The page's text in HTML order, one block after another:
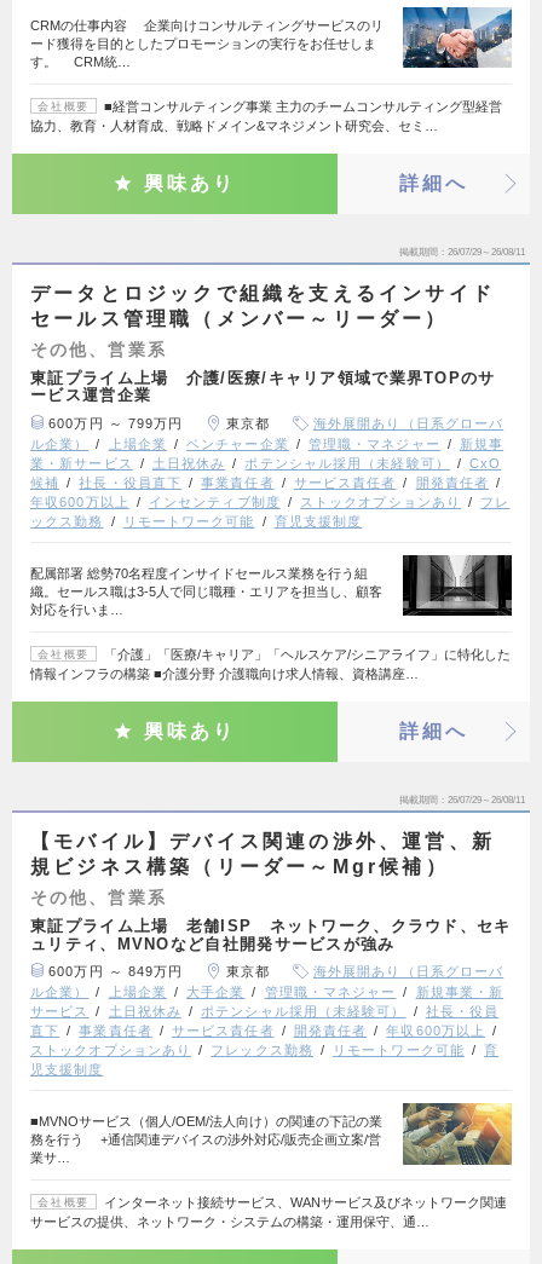
CRMの仕事内容 企業向けコンサルティングサービスのリ
ード獲得を目的としたプロモーションの実行をお任せしま
す。 CRM統…
会社概要
■経営コンサルティング事業 主力のチームコンサルティング型経営
協力、教育・人材育成、戦略ドメイン&マネジメント研究会、セミ…
興味あり 詳細へ
掲載期間 26/07/29～26/08/11
データとロジックで組織を支えるインサイド
セールス管理職（メンバー～リーダー）
その他、営業系
東証プライム上場 介護/医療/キャリア領域で業界TOPのサ
ービス運営企業
600万円 ～ 799万円 東京都
海外展開あり（日系グローバ
ル企業）
上場企業 ベンチャー企業 管理職・マネジャー
新規事
業・新サービス
土日祝休み ポテンシャル採用（未経験可）
CxO
候補
社長・役員直下 事業責任者 サービス責任者
開発責任者
年収600万以上
インセンティブ制度 ストックオプションあり
フレ
ックス勤務
リモートワーク可能 育児支援制度
配属部署 総勢70名程度インサイドセールス業務を行う組
織。セールス職は3-5人で同じ職種・エリアを担当し、顧客
対応を行いま…
会社概要
「介護」「医療/キャリア」「ヘルスケア/シニアライフ」に特化した
情報インフラの構築 ■介護分野 介護職向け求人情報、資格講座…
興味あり 詳細へ
掲載期間 26/07/29～26/08/11
【モバイル】デバイス関連の渉外、運営、新
規ビジネス構築（リーダー～Mgr候補）
その他、営業系
東証プライム上場 老舗ISP ネットワーク、クラウド、セキ
ュリティ、MVNOなど自社開発サービスが強み
600万円 ～ 849万円 東京都
海外展開あり（日系グローバ
ル企業）
上場企業 大手企業 管理職・マネジャー
新規事業・新
サービス
土日祝休み ポテンシャル採用（未経験可）
社長・役員
直下
事業責任者 サービス責任者 開発責任者
年収600万以上
ストックオプションあり
フレックス勤務 リモートワーク可能
育
児支援制度
■MVNOサービス（個人/OEM/法人向け）の関連の下記の業
務を行う +通信関連デバイスの渉外対応/販売企画立案/営
業サ…
会社概要
インターネット接続サービス、WANサービス及びネットワーク関連
サービスの提供、ネットワーク・システムの構築・運用保守、通…